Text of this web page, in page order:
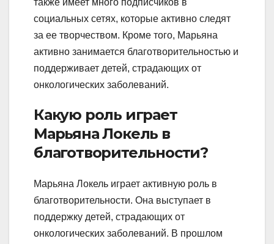
социальных сетях, которые активно следят
за ее творчеством. Кроме того, Марьяна
активно занимается благотворительностью и
поддерживает детей, страдающих от
онкологических заболеваний.
Какую роль играет
Марьяна Локель в
благотворительности?
Марьяна Локель играет активную роль в
благотворительности. Она выступает в
поддержку детей, страдающих от
онкологических заболеваний. В прошлом